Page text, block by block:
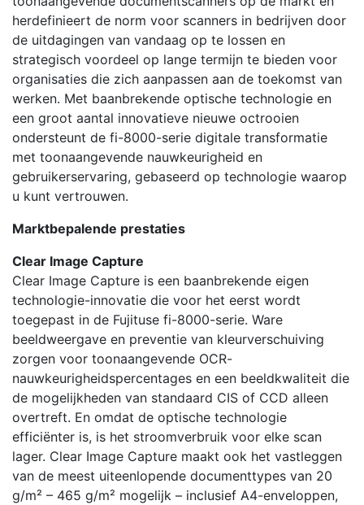
herdefinieert de norm voor scanners in bedrijven door
de uitdagingen van vandaag op te lossen en
strategisch voordeel op lange termijn te bieden voor
organisaties die zich aanpassen aan de toekomst van
werken. Met baanbrekende optische technologie en
een groot aantal innovatieve nieuwe octrooien
ondersteunt de fi-8000-serie digitale transformatie
met toonaangevende nauwkeurigheid en
gebruikerservaring, gebaseerd op technologie waarop
u kunt vertrouwen.
Marktbepalende prestaties
Clear Image Capture
Clear Image Capture is een baanbrekende eigen
technologie-innovatie die voor het eerst wordt
toegepast in de Fujituse fi-8000-serie. Ware
beeldweergave en preventie van kleurverschuiving
zorgen voor toonaangevende OCR-
nauwkeurigheidspercentages en een beeldkwaliteit die
de mogelijkheden van standaard CIS of CCD alleen
overtreft. En omdat de optische technologie
efficiënter is, is het stroomverbruik voor elke scan
lager. Clear Image Capture maakt ook het vastleggen
van de meest uiteenlopende documenttypes van 20
g/m² – 465 g/m² mogelijk – inclusief A4-enveloppen,